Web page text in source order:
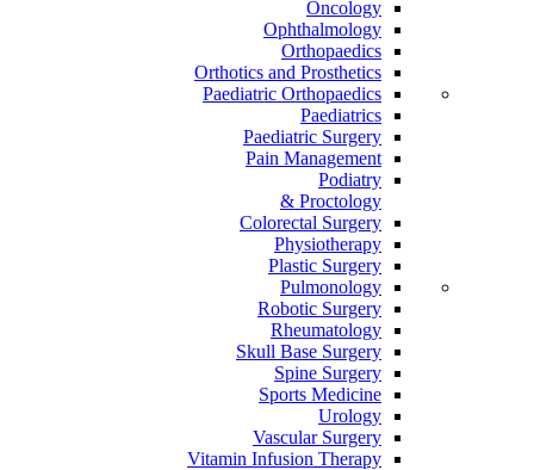
Oncology
Ophthalmology
Orthopaedics
Orthotics and Prosthetics
Paediatric Orthopaedics
Paediatrics
Paediatric Surgery
Pain Management
Podiatry
Proctology &
Colorectal Surgery
Physiotherapy
Plastic Surgery
Pulmonology
Robotic Surgery
Rheumatology
Skull Base Surgery
Spine Surgery
Sports Medicine
Urology
Vascular Surgery
Vitamin Infusion Therapy